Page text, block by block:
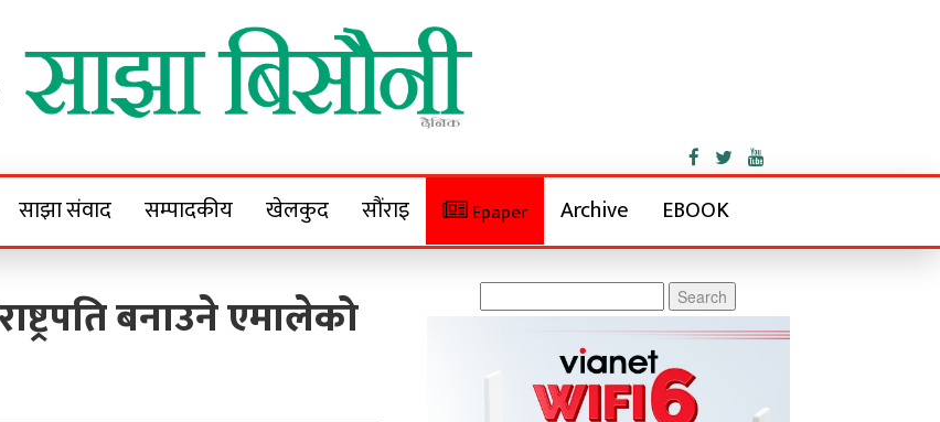
Bisaunee
साझा संवाद सम्पादकीय खेलकुद सौंराइ Epaper Archive EBOOK
बनाउने एमालेको
for: